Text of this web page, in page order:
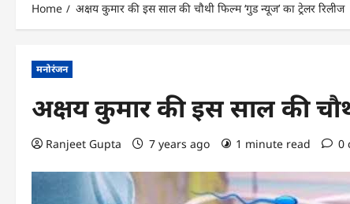
Home अक्षय कुमार की इस साल की चौथी फिल्म ‘गुड न्यूज’ का ट्रेलर रिलीज
मनोरंजन
अक्षय कुमार की इस साल की
Ranjeet Gupta 7 years ago 1 minute read 0